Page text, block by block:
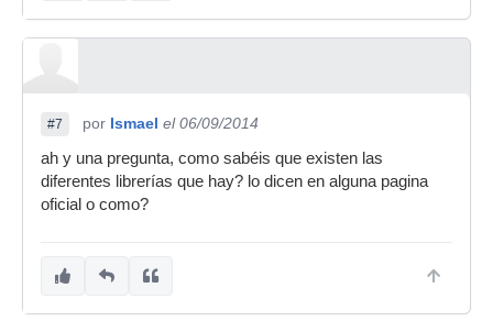
#7 por Ismael el 06/09/2014
ah y una pregunta, como sabéis que existen las
diferentes librerías que hay? lo dicen en alguna pagina
oficial o como?